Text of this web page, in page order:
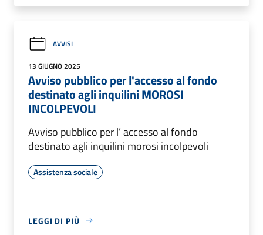
AVVISI
13 GIUGNO 2025
Avviso pubblico per l'accesso al fondo
destinato agli inquilini MOROSI
INCOLPEVOLI
Avviso pubblico per l’ accesso al fondo
destinato agli inquilini morosi incolpevoli
Assistenza sociale
LEGGI DI PIÙ